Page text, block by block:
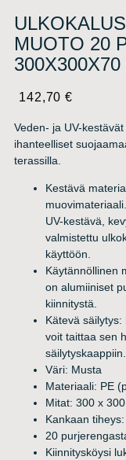
MUOTO 20
300X300X70
142,70€
Veden- ja UV-
ihanteelliset
terassilla.
Kestävä
UV-kestävä,
valmistettu
käyttöön.
Käytännöllinen
on alumiiniset
kiinnitystä.
Kätevä
voit taittaa sen
säilytyskaappiin.
Väri: Musta
Materiaali: PE
Mitat: 300 x
Kankaan
20
Kiinnitysköysi